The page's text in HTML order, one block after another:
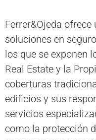
Ferrer&Ojeda
soluciones en
los que se exponen
Real Estate y la
coberturas
edificios y sus
servicios
como la protección